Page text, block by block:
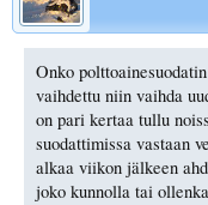
Onko
vaihdettu niin vaihda
on pari kertaa tullu
suodattimissa vastaan
alkaa viikon jälkeen
joko kunnolla tai